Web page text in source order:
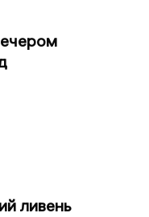
ливень